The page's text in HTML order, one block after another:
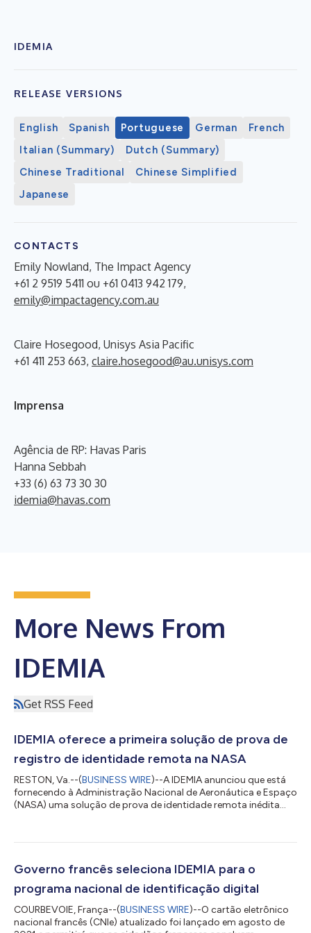
IDEMIA
RELEASE VERSIONS
English Spanish Portuguese German
French
Italian (Summary)
Dutch (Summary)
Chinese Traditional
Chinese Simplified
Japanese
CONTACTS
Emily Nowland, The Impact Agency
+61 2 9519 5411 ou +61 0413 942 179,
emily@impactagency.com.au
Claire Hosegood, Unisys Asia Pacific
+61 411 253 663, claire.hosegood@au.unisys.com
Imprensa
Agência de RP: Havas Paris
Hanna Sebbah
+33 (6) 63 73 30 30
idemia@havas.com
More News From
IDEMIA
Get RSS Feed
IDEMIA oferece a primeira solução de prova de
registro de identidade remota na NASA
RESTON, Va.--(BUSINESS WIRE)--A IDEMIA anunciou que está
fornecendo à Administração Nacional de Aeronáutica e Espaço
(NASA) uma solução de prova de identidade remota inédita
de identidade remota federal foi desenvolvida pela IDEMIA, um
de identidade e verificação de identidade do governo. A IDEMIA
Governo francês seleciona IDEMIA para o
programa nacional de identificação digital
COURBEVOIE, França--(BUSINESS WIRE)--O cartão eletrônico
nacional francês (CNIe) atualizado foi lançado em agosto de